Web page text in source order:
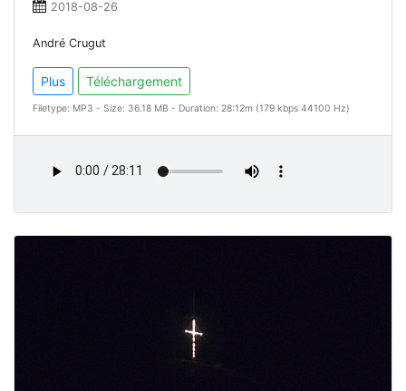
2018-08-26
André Crugut
Plus Téléchargement
Filetype: MP3 - Size: 36.18 MB - Duration: 28:12m (179 kbps 44100 Hz)